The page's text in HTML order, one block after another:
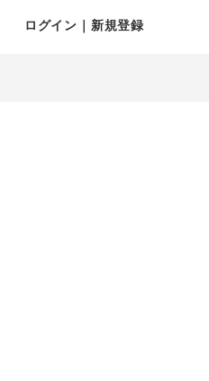
ログイン｜新規登録